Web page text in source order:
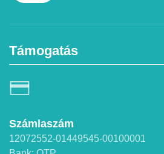
Támogatás
Számlaszám
12072552-01449545-00100001